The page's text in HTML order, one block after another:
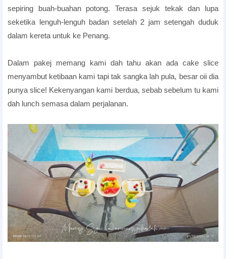
sepiring buah-buahan potong. Terasa sejuk tekak dan lupa
seketika lenguh-lenguh badan setelah 2 jam setengah duduk
dalam kereta untuk ke Penang.
Dalam pakej memang kami dah tahu akan ada cake slice
menyambut ketibaan kami tapi tak sangka lah pula, besar oii dia
punya slice! Kekenyangan kami berdua, sebab sebelum tu kami
dah lunch semasa dalam perjalanan.